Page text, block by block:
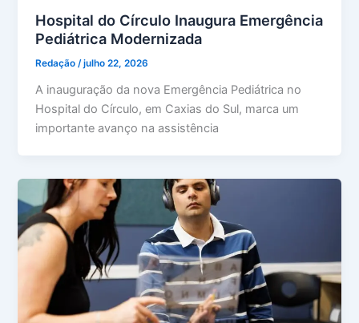
Hospital do Círculo Inaugura Emergência
Pediátrica Modernizada
Redação/julho 22, 2026
A inauguração da nova Emergência Pediátrica no
Hospital do Círculo, em Caxias do Sul, marca um
importante avanço na assistência